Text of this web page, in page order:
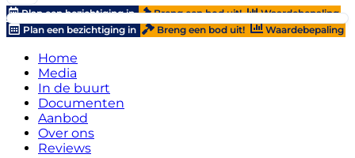
Plan een bezichtiging in Breng een bod uit!
Waardebepaling
Plan een bezichtiging in
Breng een bod uit! Waardebepaling
Home
Media
In de buurt
Documenten
Aanbod
Over ons
Reviews